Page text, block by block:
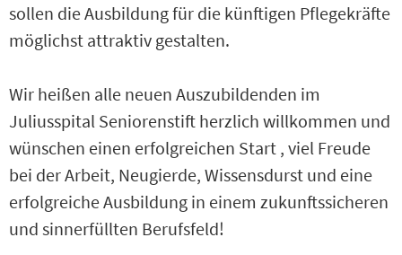
sollen die Ausbildung für die künftigen Pflegekräfte
möglichst attraktiv gestalten.
Wir heißen alle neuen Auszubildenden im
Juliusspital Seniorenstift herzlich willkommen und
wünschen einen erfolgreichen Start , viel Freude
bei der Arbeit, Neugierde, Wissensdurst und eine
erfolgreiche Ausbildung in einem zukunftssicheren
und sinnerfüllten Berufsfeld!